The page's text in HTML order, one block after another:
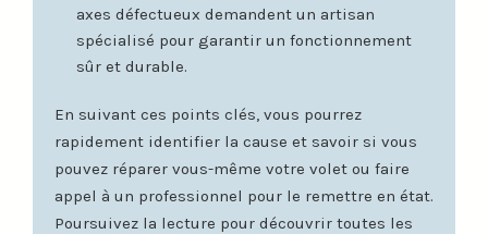
axes défectueux demandent un artisan
spécialisé pour garantir un fonctionnement
sûr et durable.
En suivant ces points clés, vous pourrez
rapidement identifier la cause et savoir si vous
pouvez réparer vous-même votre volet ou faire
appel à un professionnel pour le remettre en état.
Poursuivez la lecture pour découvrir toutes les